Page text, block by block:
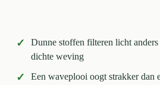
✓
Dunne stoffen filteren licht
dichte weving
✓
Een waveplooi oogt strakker dan